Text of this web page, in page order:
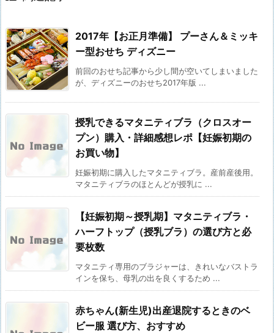
2017年【お正月準備】 プーさん＆ミッキ
ー型おせち ディズニー
前回のおせち記事から少し間が空いてしまいました
が、ディズニーのおせち2017年版 ...
授乳できるマタニティブラ（クロスオー
プン）購入・詳細感想レポ【妊娠初期の
お買い物】
妊娠初期に購入したマタニティブラ。産前産後用。
マタニティブラのほとんどが授乳に ...
【妊娠初期～授乳期】マタニティブラ・
ハーフトップ（授乳ブラ）の選び方と必
要枚数
マタニティ専用のブラジャーは、きれいなバストラ
インを保ち、母乳の出を良くするため ...
赤ちゃん(新生児)出産退院するときのベ
ビー服 選び方、おすすめ